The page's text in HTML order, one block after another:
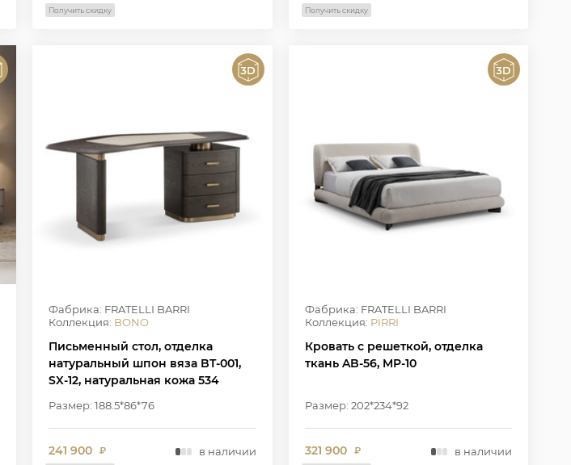
Получить скидку Получить скидку
Фабрика: FRATELLI BARRI
Коллекция: BONO
Письменный стол, отделка
натуральный шпон вяза BT-001,
SX-12, натуральная кожа 534
Размер: 188.5*86*76
241 900 ₽ в наличии
Фабрика: FRATELLI BARRI
Коллекция: PIRRI
Кровать с решеткой, отделка
ткань AB-56, MP-10
Размер: 202*234*92
321 900 ₽ в наличии